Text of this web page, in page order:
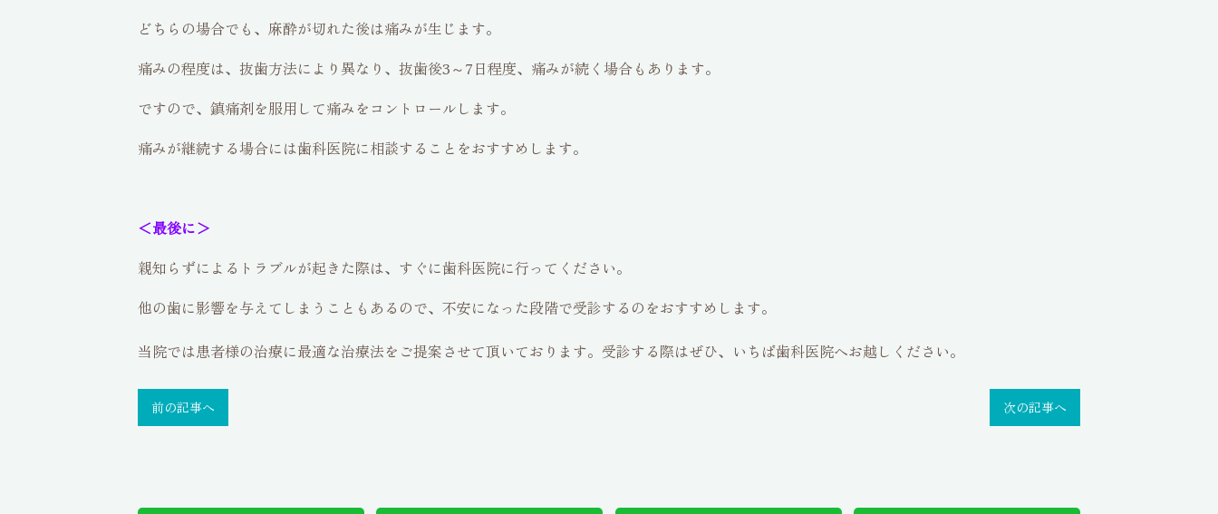
どちらの場合でも、麻酔が切れた後は痛みが生じます。
痛みの程度は、抜歯方法により異なり、抜歯後3～7日程度、痛みが続く場合もあります。
ですので、鎮痛剤を服用して痛みをコントロールします。
痛みが継続する場合には歯科医院に相談することをおすすめします。
＜最後に＞
親知らずによるトラブルが起きた際は、すぐに歯科医院に行ってください。
他の歯に影響を与えてしまうこともあるので、不安になった段階で受診するのをおすすめします。
当院では患者様の治療に最適な治療法をご提案させて頂いております。受診する際はぜひ、いちば歯科医院へお越しください。
前の記事へ 次の記事へ